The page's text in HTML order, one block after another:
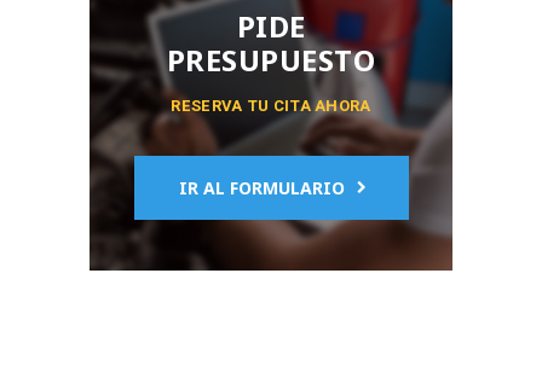
PIDE
PRESUPUESTO
RESERVA TU CITA AHORA
IR AL FORMULARIO